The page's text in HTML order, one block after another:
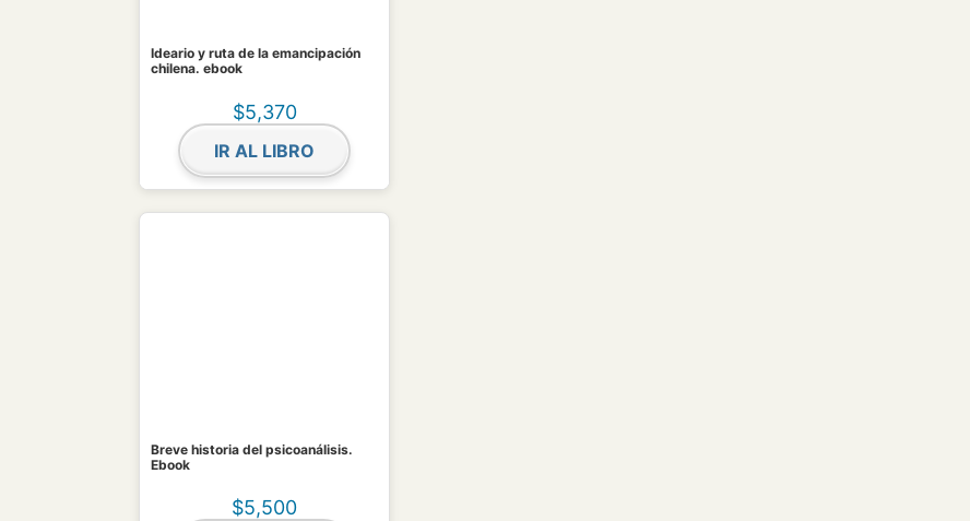
Ideario y ruta de la emancipación
chilena. ebook
$5,370
IR AL LIBRO
Breve historia del psicoanálisis.
Ebook
$5,500